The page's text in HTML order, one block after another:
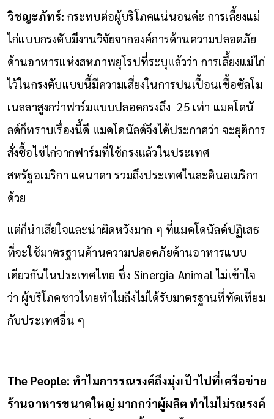
วิชญะภัทร์: กระทบต่อผู้บริโภคแน่นอนค่ะ การเลี้ยงแม่
ไก่แบบกรงตับมีงานวิจัยจากองค์การด้านความปลอดภัย
ด้านอาหารแห่งสหภาพยุโรปที่ระบุแล้วว่า การเลี้ยงแม่ไก่
ไว้ในกรงตับแบบนี้มีความเสี่ยงในการปนเปื้อนเชื้อซัลโม
เนลลาสูงกว่าฟาร์มแบบปลอดกรงถึง 25 เท่า แมคโดนั
ลด์ก็ทราบเรื่องนี้ดี แมคโดนัลด์จึงได้ประกาศว่า จะยุติการ
สั่งซื้อไข่ไก่จากฟาร์มที่ใช้กรงแล้วในประเทศ
สหรัฐอเมริกา แคนาดา รวมถึงประเทศในละตินอเมริกา
ด้วย
แต่ก็น่าเสียใจและน่าผิดหวังมาก ๆ ที่แมคโดนัลด์ปฏิเสธ
ที่จะใช้มาตรฐานด้านความปลอดภัยด้านอาหารแบบ
เดียวกันในประเทศไทย ซึ่ง Sinergia Animal ไม่เข้าใจ
ว่า ผู้บริโภคชาวไทยทำไมถึงไม่ได้รับมาตรฐานที่ทัดเทียม
กับประเทศอื่น ๆ
The People: ทำไมการรณรงค์ถึงมุ่งเป้าไปที่เครือข่าย
ร้านอาหารขนาดใหญ่ มากกว่าผู้ผลิต ทำไมไม่รณรงค์